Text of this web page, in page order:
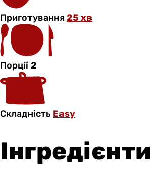
Приготування25 хв
Порції2
Складність Easy
Інгредієнти